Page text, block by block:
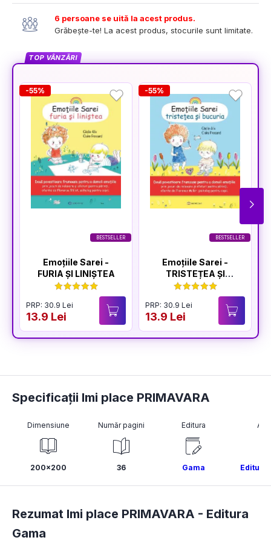
6 persoane se uită la acest produs.
Grăbește-te! La acest produs, stocurile sunt limitate.
TOP VÂNZĂRI
BESTSELLER
-55%
Emoțiile Sarei -
FURIA ȘI LINIȘTEA
PRP: 30.9 Lei
13.9 Lei
BESTSELLER
-55%
Emoțiile Sarei -
TRISTEȚEA ȘI
BUCURIA
PRP: 30.9 Lei
13.9 Lei
Specificații Imi place PRIMAVARA
Dimensiune
200x200
Număr pagini
36
Editura
Gama Editura
Rezumat Imi place PRIMAVARA - Editura
Gama